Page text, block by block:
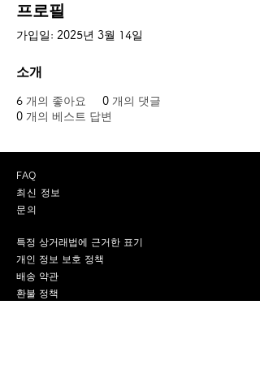
프로필
가입일: 2025년 3월 14일
소개
6 개의 좋아요 0 개의 댓글
0 개의 베스트 답변
FAQ
최신 정보
문의
특정 상거래법에 근거한 표기
개인 정보 보호 정책
배송 약관
환불 정책